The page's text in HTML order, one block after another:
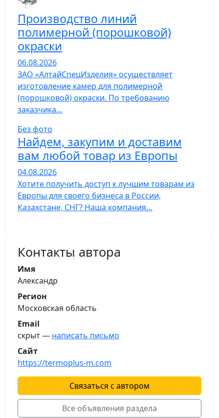
Производство линий
полимерной (порошковой)
окраски
06.08.2026
ЗАО «АлтайСпецИзделия» осуществляет
изготовление камер для полимерной
(порошковой) окраски. По требованию
заказчика…
Без фото
Найдем, закупим и доставим
вам любой товар из Европы
04.08.2026
Хотите получить доступ к лучшим товарам из
Европы для своего бизнеса в России,
Казахстане, СНГ? Наша компания…
Контакты автора
Имя
Александр
Регион
Московская область
Email
скрыт — написать письмо
Сайт
https://termoplus-m.com
Связаться с автором
Все объявления раздела